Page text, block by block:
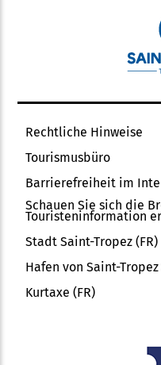
Rechtliche Hinweise
Tourismusbüro
Barrierefreiheit im
Schauen Sie sich die
Touristeninformation
Stadt Saint-Tropez (FR)
Hafen von Saint-Tropez
Kurtaxe (FR)